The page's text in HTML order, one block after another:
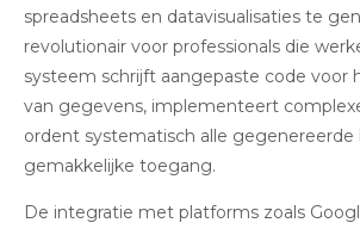
spreadsheets en datavisualisaties te
revolutionair voor professionals die
systeem schrijft aangepaste code voor
van gegevens, implementeert
ordent systematisch alle gegenereerde
gemakkelijke toegang.
De integratie met platforms zoals